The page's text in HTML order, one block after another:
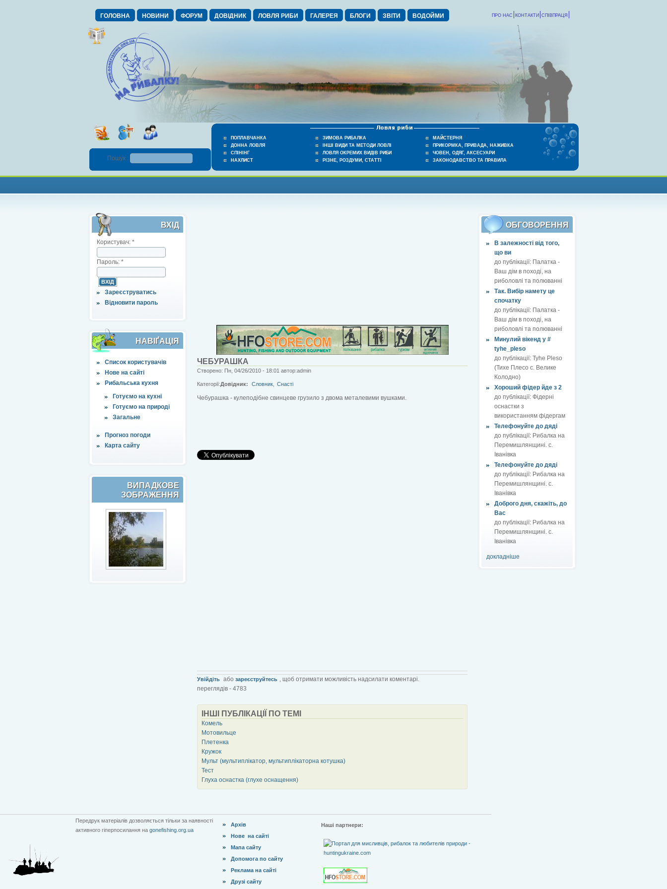
ГОЛОВНА НОВИНИ ФОРУМ ДОВІДНИК ЛОВЛЯ РИБИ ГАЛЕРЕЯ БЛОГИ ЗВІТИ ВОДОЙМИ СПІВПРАЦЯ
КОНТАКТИ
ПРО НАС
ПОПЛАВЧАНКА
ДОННА ЛОВЛЯ
СПІНІНГ
НАХЛИСТ
ЗИМОВА РИБАЛКА
ІНШІ ВИДИ ТА МЕТОДИ ЛОВЛІ
ЛОВЛЯ ОКРЕМИХ ВИДІВ РИБИ
РІЗНЕ, РОЗДУМИ, СТАТТІ
МАЙСТЕРНЯ
ПРИКОРМКА, ПРИВАДА, НАЖИВКА
ЧОВЕН, ОДЯГ, АКСЕСУАРИ
ЗАКОНОДАВСТВО ТА ПРАВИЛА
Пошук :
ВХІД
Користувач: *
Пароль: *
Зареєструватись
Відновити пароль
НАВІҐАЦІЯ
Список користувачів
Нове на сайті
Рибальська кухня
Готуємо на кухні
Готуємо на природі
Загальне
Прогноз погоди
Карта сайту
ВИПАДКОВЕ
ЗОБРАЖЕННЯ
ОБГОВОРЕННЯ
В залежності від того,
що ви
до публікації: Палатка -
Ваш дім в поході, на
риболовлі та полюванні
Так. Вибір намету це
спочатку
до публікації: Палатка -
Ваш дім в поході, на
риболовлі та полюванні
Минулий вікенд у #
tyhe_pleso
до публікації: Tyhe Pleso
(Тихе Плесо с. Велике
Колодно)
Хороший фідер йде з 2
до публікації: Фідерні
оснастки з
використанням фідергам
Телефонуйте до дяді
до публікації: Рибалка на
Перемишлянщині. с.
Іванівка
Телефонуйте до дяді
до публікації: Рибалка на
Перемишлянщині. с.
Іванівка
Доброго дня, скажіть, до
Вас
до публікації: Рибалка на
Перемишлянщині. с.
Іванівка
докладніше
ЧЕБУРАШКА
Створено: Пн, 04/26/2010 - 18:01 автор:admin
Категорії:Довідник: Словник Снасті
Чебурашка - кулеподібне свинцеве грузило з двома металевими вушками.
Увійдіть або зареєструйтесь , щоб отримати можливість надсилати коментарі.
переглядів - 4783
ІНШІ ПУБЛІКАЦІЇ ПО ТЕМІ
Комель
Мотовильце
Плетенка
Кружок
Мульт (мультиплікатор, мультиплікаторна котушка)
Тест
Глуха оснастка (глухе оснащення)
Передрук матеріалів дозволяється тільки за наявності
активного гіперпосилання на gonefishing.org.ua
Архів
Нове на сайті
Мапа сайту
Допомога по сайту
Реклама на сайті
Друзі сайту
Наші партнери: